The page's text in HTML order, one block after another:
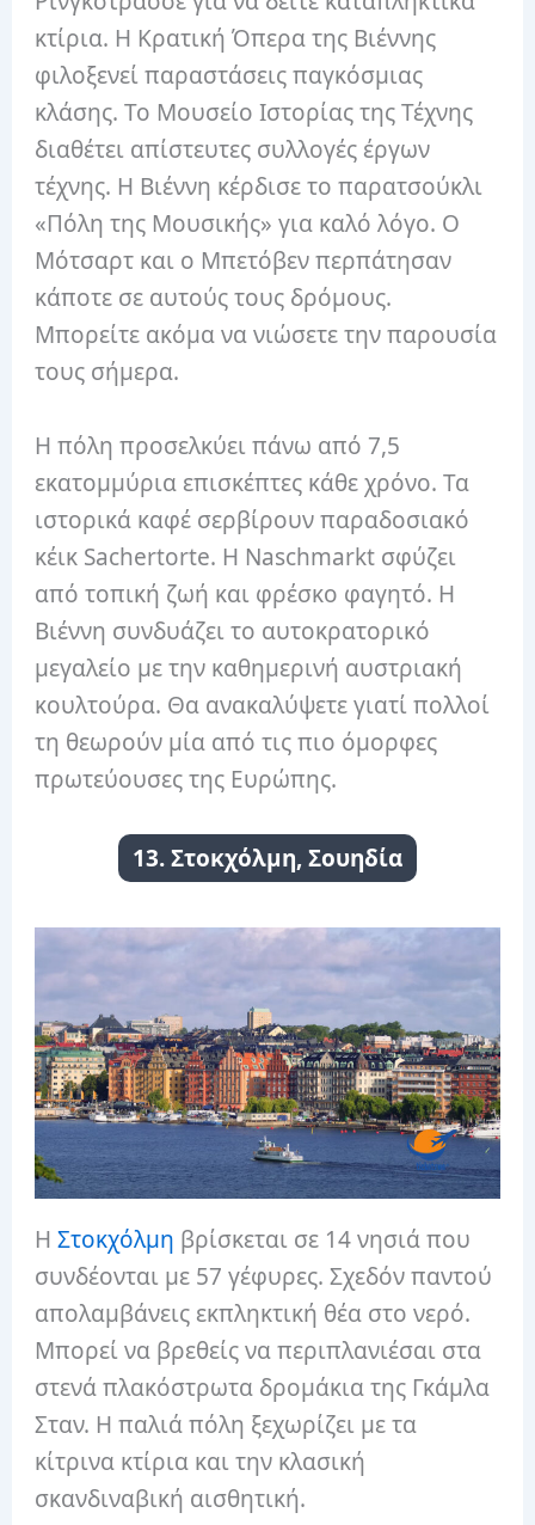
κτίρια. Η Κρατική Όπερα της Βιέννης
φιλοξενεί παραστάσεις παγκόσμιας
κλάσης. Το Μουσείο Ιστορίας της Τέχνης
διαθέτει απίστευτες συλλογές έργων
τέχνης. Η Βιέννη κέρδισε το παρατσούκλι
«Πόλη της Μουσικής» για καλό λόγο. Ο
Μότσαρτ και ο Μπετόβεν περπάτησαν
κάποτε σε αυτούς τους δρόμους.
Μπορείτε ακόμα να νιώσετε την παρουσία
τους σήμερα.
Η πόλη προσελκύει πάνω από 7,5
εκατομμύρια επισκέπτες κάθε χρόνο. Τα
ιστορικά καφέ σερβίρουν παραδοσιακό
κέικ Sachertorte. Η Naschmarkt σφύζει
από τοπική ζωή και φρέσκο ​​φαγητό. Η
Βιέννη συνδυάζει το αυτοκρατορικό
μεγαλείο με την καθημερινή αυστριακή
κουλτούρα. Θα ανακαλύψετε γιατί πολλοί
τη θεωρούν μία από τις πιο όμορφες
πρωτεύουσες της Ευρώπης.
13. Στοκχόλμη, Σουηδία
ΗΣτοκχόλμη βρίσκεται σε 14 νησιά που
συνδέονται με 57 γέφυρες. Σχεδόν παντού
απολαμβάνεις εκπληκτική θέα στο νερό.
Μπορεί να βρεθείς να περιπλανιέσαι στα
στενά πλακόστρωτα δρομάκια της Γκάμλα
Σταν. Η παλιά πόλη ξεχωρίζει με τα
κίτρινα κτίρια και την κλασική
σκανδιναβική αισθητική.